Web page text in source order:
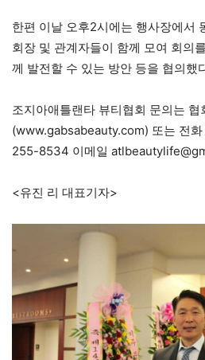
한편 이날 오후2시에는 행사장에서
회장 및 관계자들이 함께 모여 회의
께 발전할 수 있는 방안 등을 협의했
조지아애틀랜타 뷰티협회 문의는 협
(www.gabsabeauty.com) 또는 전
255-8534 이메일
<유진 리 대표기자>